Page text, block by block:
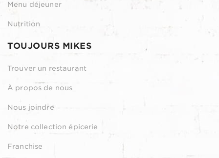
Menu déjeuner
Nutrition
TOUJOURS MIKES
Trouver un restaurant
À propos de nous
Nous joindre
Notre collection épicerie
Franchise